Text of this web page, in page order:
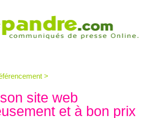
>
site web
et à bon prix